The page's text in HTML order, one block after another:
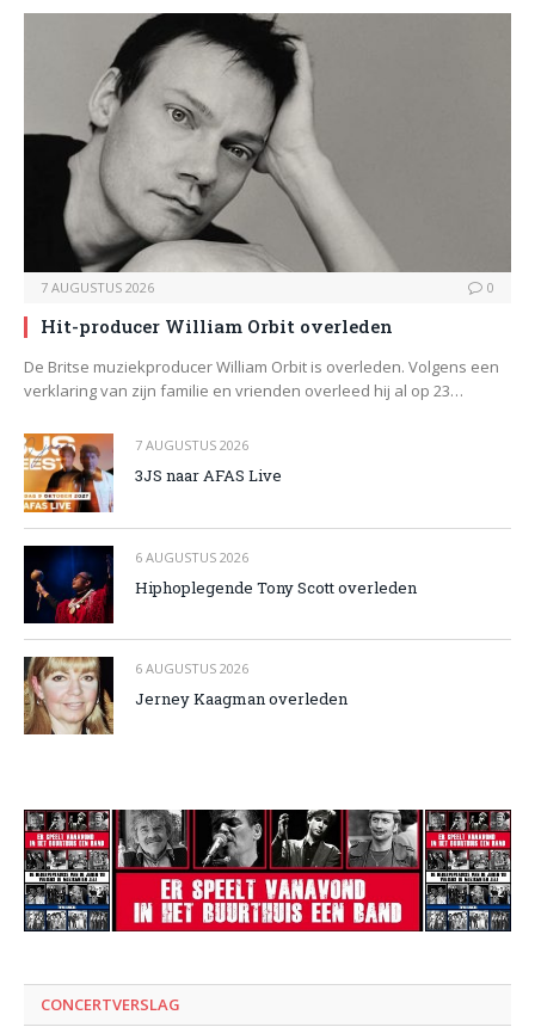
7 AUGUSTUS 2026 0
Hit-producer William Orbit overleden
De Britse muziekproducer William Orbit is overleden. Volgens een
verklaring van zijn familie en vrienden overleed hij al op 23…
7 AUGUSTUS 2026
3JS naar AFAS Live
6 AUGUSTUS 2026
Hiphoplegende Tony Scott overleden
6 AUGUSTUS 2026
Jerney Kaagman overleden
CONCERTVERSLAG